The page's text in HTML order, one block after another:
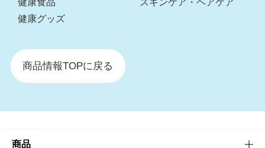
健康食品
スキンケア・ヘアケア
健康グッズ
商品情報TOPに戻る
商品